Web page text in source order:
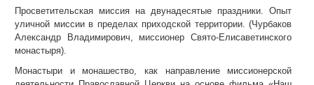
Просветительская миссия на двунадесятые праздники. Опыт
уличной миссии в пределах приходской территории. (Чурбаков
Александр Владимирович, миссионер Свято-Елисаветинского
монастыря).
Монастыри и монашество, как направление миссионерской